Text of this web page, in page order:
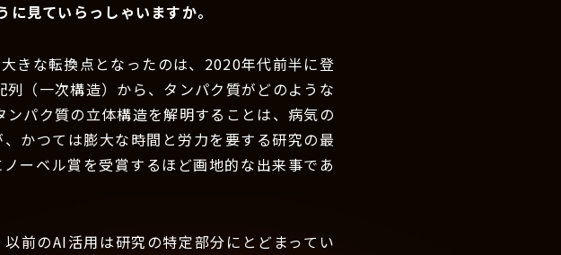
見ていらっしゃいますか。
きな転換点となったのは、2020年代前半に登
（一次構造）から、タンパク質がどのような
パク質の立体構造を解明することは、病気の
かつては膨大な時間と労力を要する研究の最
ーベル賞を受賞するほど画地的な出来事であ
前のAI活用は研究の特定部分にとどまってい